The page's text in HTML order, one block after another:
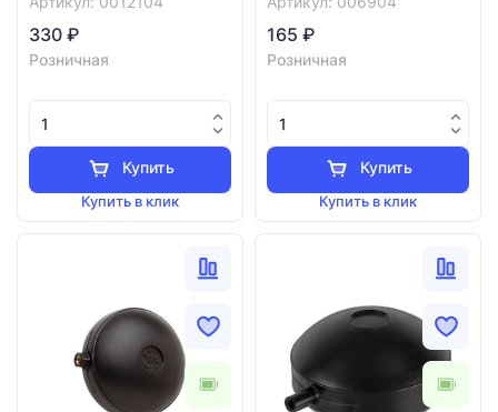
330 ₽
Розничная
Купить
Купить в клик
165 ₽
Розничная
Купить
Купить в клик